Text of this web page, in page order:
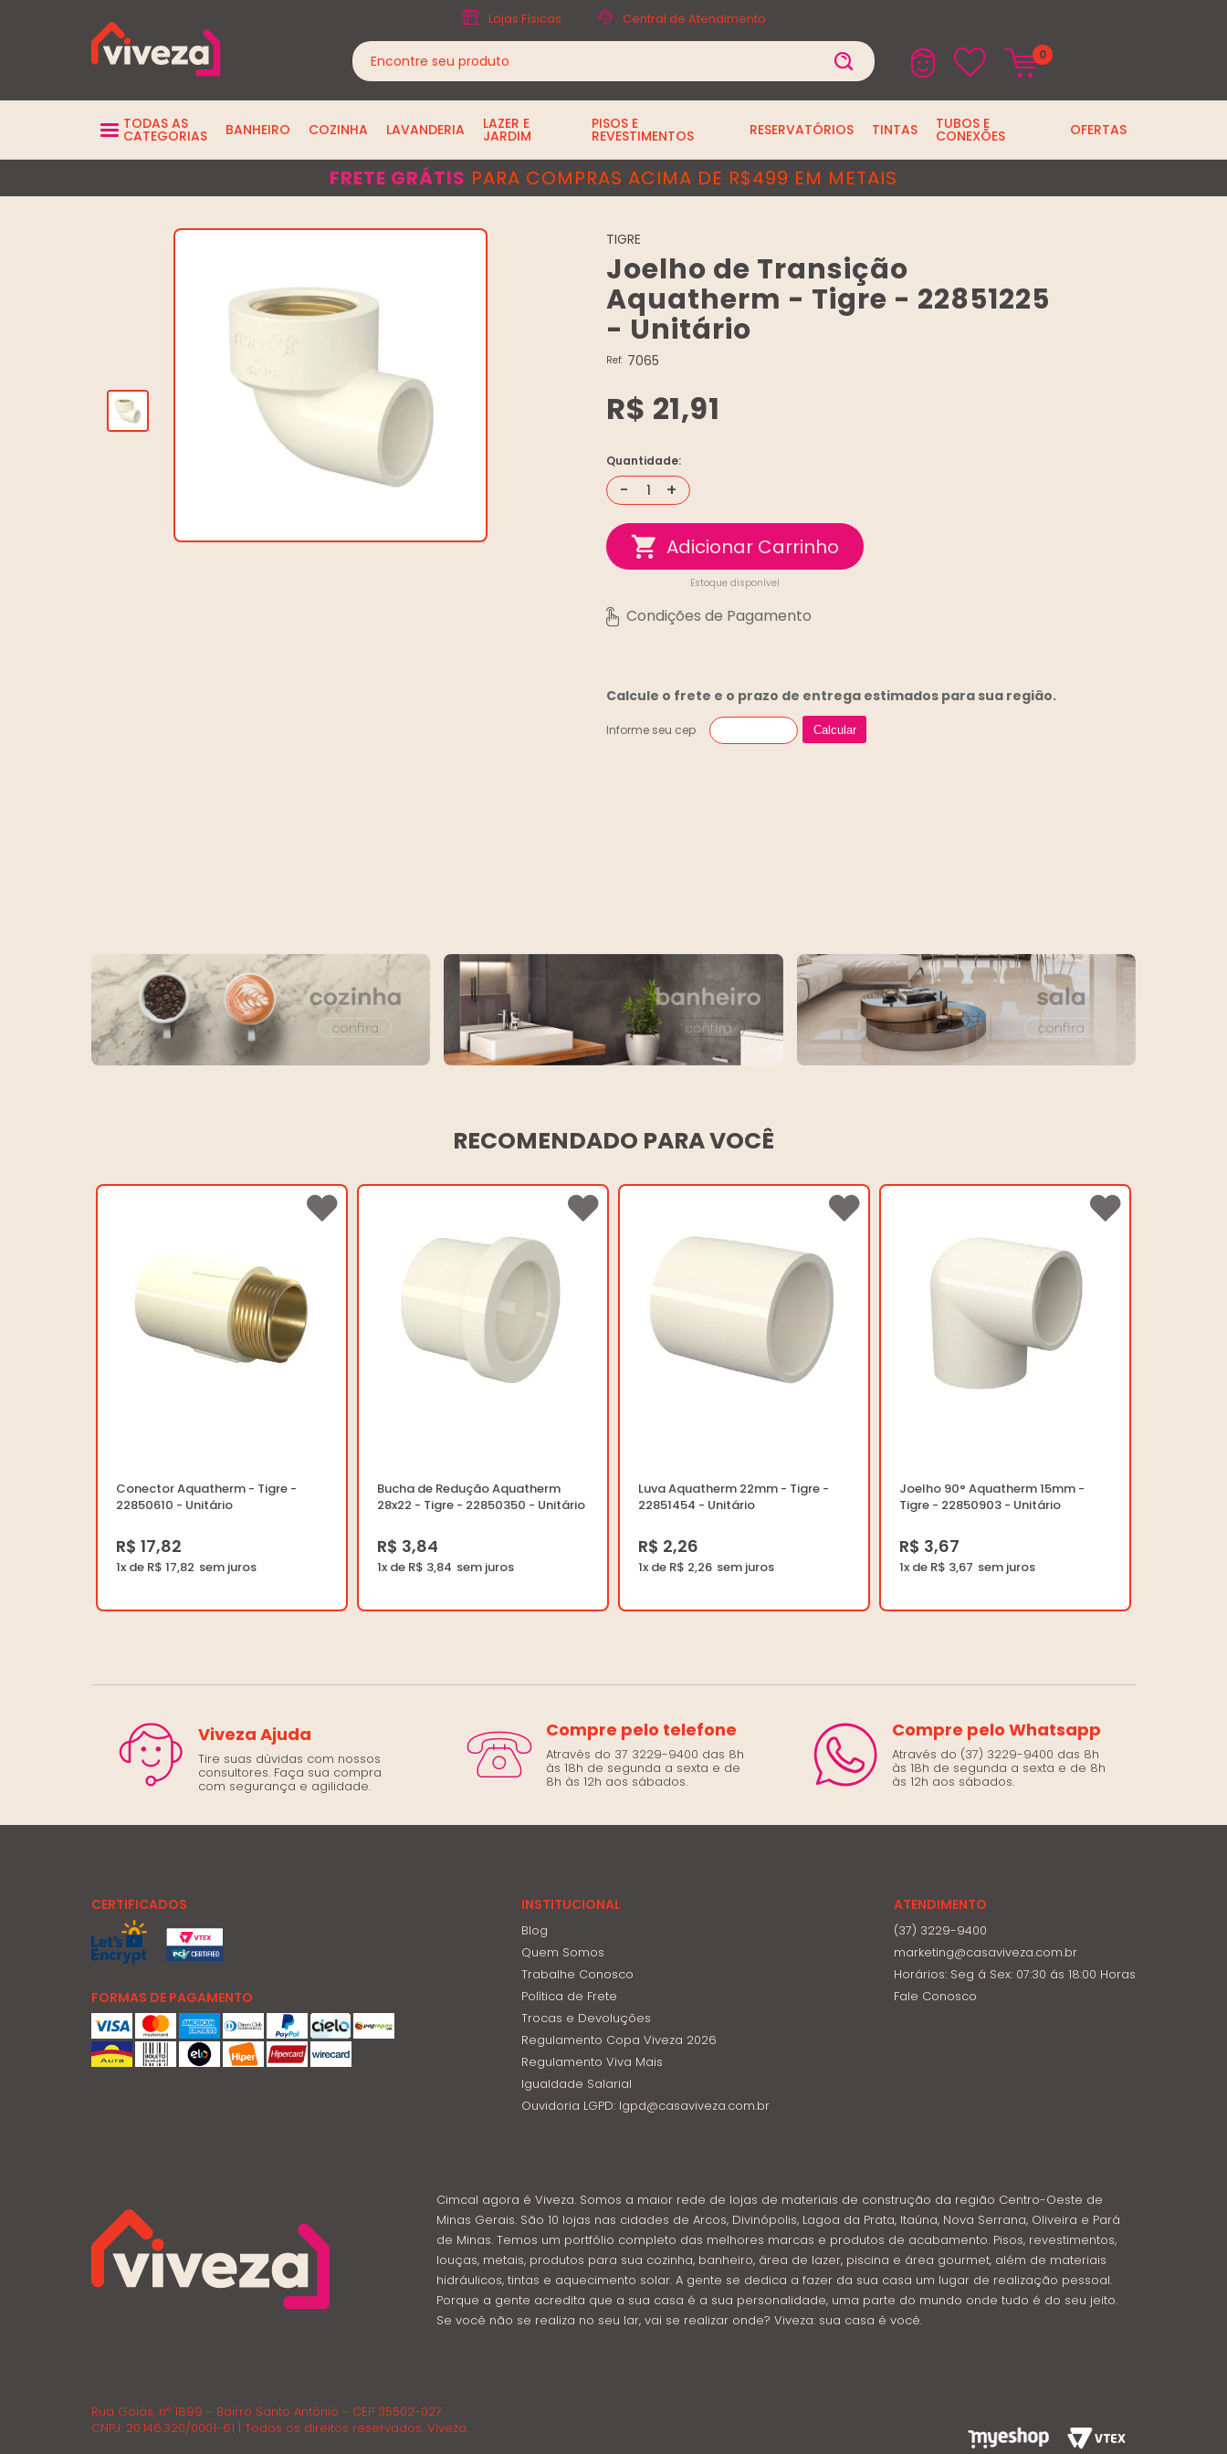
Lojas Físicas Central de Atendimento
0
TODAS AS
CATEGORIAS BANHEIRO COZINHA LAVANDERIA LAZER E
JARDIM
PISOS E
REVESTIMENTOS RESERVATÓRIOS TINTAS TUBOS E
CONEXÕES OFERTAS
FRETE GRÁTIS PARA COMPRAS ACIMA DE R$499 EM METAIS
TIGRE
Joelho de Transição
Aquatherm - Tigre - 22851225
- Unitário
Ref: 7065
R$ 21,91
Quantidade:
- +
Estoque disponível
Calcule o frete e o prazo de entrega estimados para sua região.
Informe seu cep Calcular
RECOMENDADO PARA VOCÊ
Conector Aquatherm - Tigre -
22850610 - Unitário
R$ 17,82
1x de R$ 17,82
Bucha de Redução Aquatherm
28x22 - Tigre - 22850350 - Unitário
R$ 3,84
1x de R$ 3,84
Luva Aquatherm 22mm - Tigre -
22851454 - Unitário
R$ 2,26
1x de R$ 2,26
Joelho 90° Aquatherm 15mm -
Tigre - 22850903 - Unitário
R$ 3,67
1x de R$ 3,67
Viveza Ajuda
Tire suas dúvidas com nossos
consultores. Faça sua compra
com segurança e agilidade.
Compre pelo telefone
Através do 37 3229-9400 das 8h
às 18h de segunda a sexta e de
8h às 12h aos sábados.
Compre pelo Whatsapp
Através do (37) 3229-9400 das 8h
às 18h de segunda a sexta e de 8h
às 12h aos sábados.
CERTIFICADOS
FORMAS DE PAGAMENTO
INSTITUCIONAL
Blog
Quem Somos
Trabalhe Conosco
Política de Frete
Trocas e Devoluções
Regulamento Copa Viveza 2026
Regulamento Viva Mais
Igualdade Salarial
Ouvidoria LGPD: lgpd@casaviveza.com.br
ATENDIMENTO
(37) 3229-9400
marketing@casaviveza.com.br
Horários: Seg á Sex: 07:30 ás 18:00 Horas
Fale Conosco
Cimcal agora é Viveza. Somos a maior rede de lojas de materiais de construção da região Centro-Oeste de
Minas Gerais. São 10 lojas nas cidades de Arcos, Divinópolis, Lagoa da Prata, Itaúna, Nova Serrana, Oliveira e Pará
de Minas. Temos um portfólio completo das melhores marcas e produtos de acabamento. Pisos, revestimentos,
louças, metais, produtos para sua cozinha, banheiro, área de lazer, piscina e área gourmet, além de materiais
hidráulicos, tintas e aquecimento solar. A gente se dedica a fazer da sua casa um lugar de realização pessoal.
Porque a gente acredita que a sua casa é a sua personalidade, uma parte do mundo onde tudo é do seu jeito.
Se você não se realiza no seu lar, vai se realizar onde? Viveza: sua casa é você.
Rua Goiás, nº 1899 - Bairro Santo Antônio - CEP 35502-027
CNPJ: 20.146.320/0001-61 | Todos os direitos reservados. Viveza.